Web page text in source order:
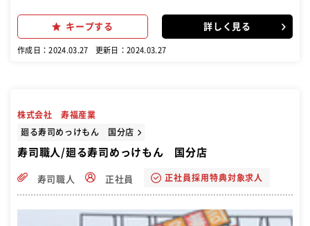
キープする 詳しく見る
作成日：2024.03.27 更新日：2024.03.27
株式会社 寿福産業
廻る寿司めっけもん 国分店
寿司職人/廻る寿司めっけもん 国分店
寿司職人 正社員 正社員採用特典対象求人